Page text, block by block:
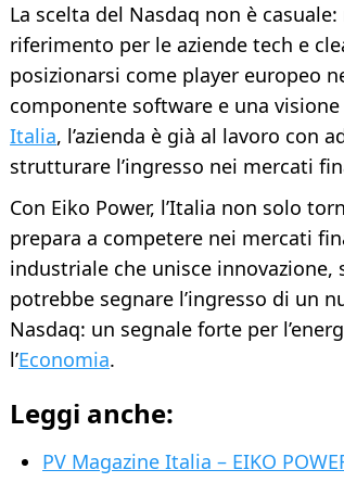
La scelta del Nasdaq non è
riferimento per le aziende tech e
posizionarsi come player europeo
componente software e una visione
Italia, l’azienda è già al lavoro con
strutturare l’ingresso nei mercati
Con Eiko Power, l’Italia non solo
prepara a competere nei mercati
industriale che unisce
potrebbe segnare l’ingresso di un
Nasdaq: un segnale forte per
l’Economia.
Leggi anche:
PV Magazine Italia – EIKO